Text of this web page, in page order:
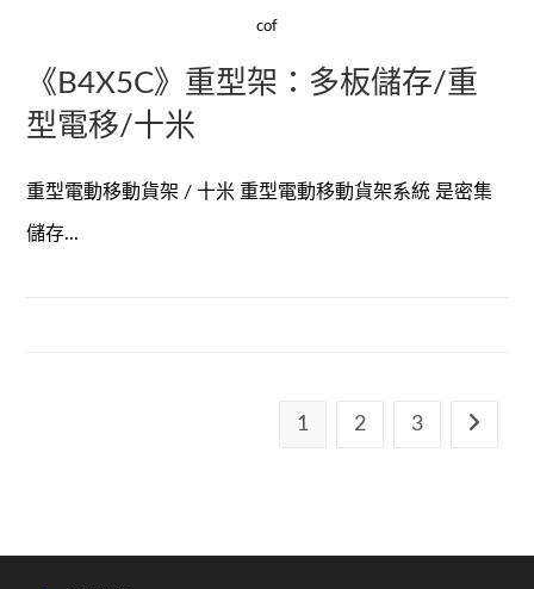
cof
《B4X5C》重型架：多板儲存/重
型電移/十米
重型電動移動貨架 / 十米 重型電動移動貨架系統 是密集
儲存...
1 2 3 Go to